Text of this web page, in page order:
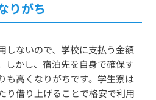
りがち
しないので、学校に支払う金額
しかし、宿泊先を自身で確保す
も高くなりがちです。学生寮は
り借り上げることで格安で利用